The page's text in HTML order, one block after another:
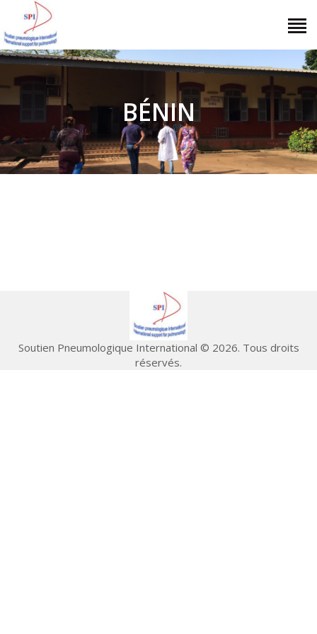
BÉNIN
SOUTIEN PNEUMOLOGIQUE
INTERNATIONAL
Véritable "Pneumologie Sans Frontières"
NOUS CONNAÎTRE
NOS ACTIONS
AGIR ENSEMBLE
Soutien Pneumologique International © 2026. Tous droits
réservés.